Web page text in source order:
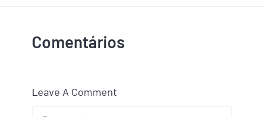
Comentários
Leave A Comment
Comment